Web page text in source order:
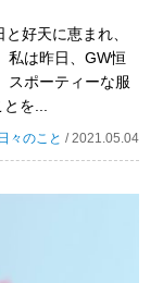
好天に恵まれ、
私は昨日、GW恒
スポーティーな服
を...
日々のこと / 2021.05.04